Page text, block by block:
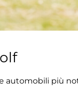
automobili più